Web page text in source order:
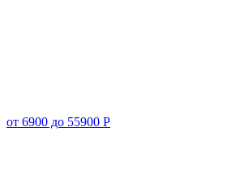
от 6900 до 55900 Р